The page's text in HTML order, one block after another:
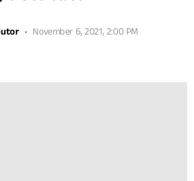
November 6, 2021, 2:00 PM